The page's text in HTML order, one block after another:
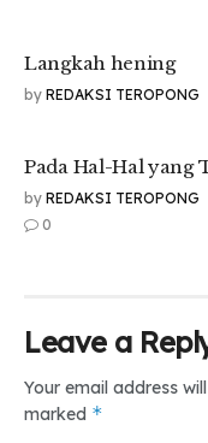
Langkah hening
by REDAKSI TEROPONG
Pada Hal-Hal yang
by REDAKSI TEROPONG
0
Leave a
Your email address
marked *